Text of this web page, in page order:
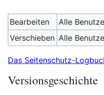
Bearbeiten
Alle
Verschieben Alle
Das Seitenschutz-
Versionsgeschichte